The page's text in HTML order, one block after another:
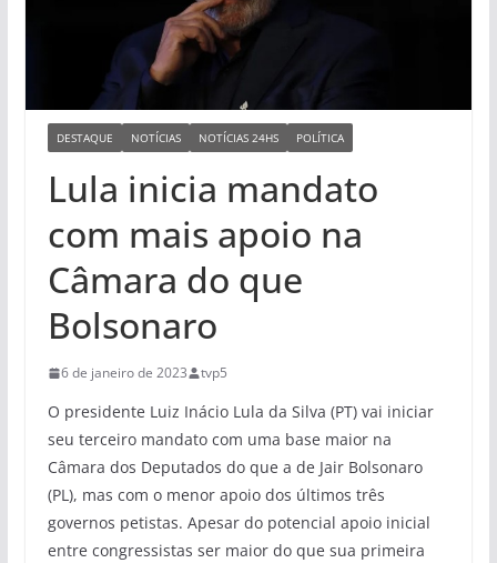
DESTAQUE NOTÍCIAS NOTÍCIAS 24HS POLÍTICA
Lula inicia mandato
com mais apoio na
Câmara do que
Bolsonaro
6 de janeiro de 2023 tvp5
O presidente Luiz Inácio Lula da Silva (PT) vai iniciar
seu terceiro mandato com uma base maior na
Câmara dos Deputados do que a de Jair Bolsonaro
(PL), mas com o menor apoio dos últimos três
governos petistas. Apesar do potencial apoio inicial
entre congressistas ser maior do que sua primeira